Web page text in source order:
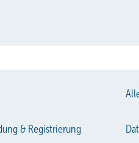
& Registrierung